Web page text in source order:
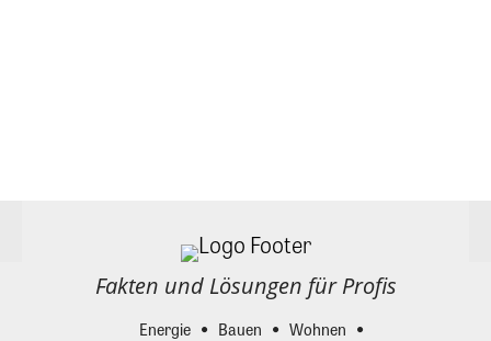
Fakten und Lösungen für Profis
Energie Bauen
Wohnen